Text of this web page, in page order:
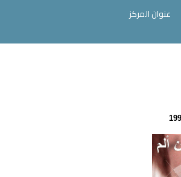
عنوان المركز